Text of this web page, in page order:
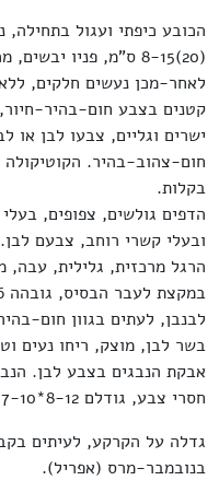
הכובע כיפתי ועגול בתחילה,
(20)8-15 ס"מ, פניו
לאחר-מכן נעשים חלקים,
קטנים בצבע חום-בהיר-חיור,
ישרים וגליים, צבעו לבן או
חום-צהוב-בהיר.
בקלות.
הדפים גולשים, צפופים, בעלי
ובעלי קשרי רוחב, צבעם לבן.
הרגל מרכזית, גלילית, עבה,
לבנבן, לעתים בגוון חום-
בשר לבן, מוצק, ריחו נעים
אבקת הנבגים בצבע לבן.
חסרי צבע, גודלם 8-12*7-10 מיקרון.
גדלה על הקרקע, לעיתים
בנובמבר-מרס (אפריל).